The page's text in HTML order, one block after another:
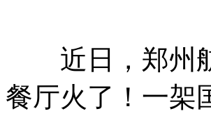
近日，郑州航
餐厅火了！一架